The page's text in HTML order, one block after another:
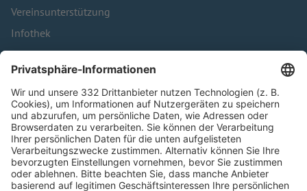
Vereinsunterstützung
Infothek
Kontakt
HÄUFIG BESUCHTE SEITEN
Pässe und Vereinswechsel
Trainerausbildung
Schulungsangebot Vereinsmitarbeiter
BFV-Geschäftsstellen